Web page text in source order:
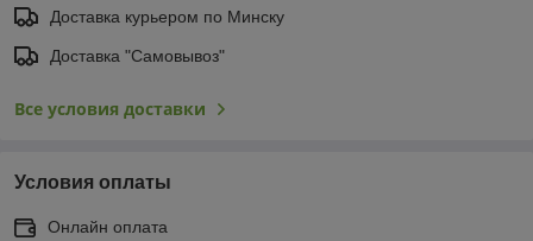
Доставка курьером по Минску
Доставка "Самовывоз"
Все условия доставки
Условия оплаты
Онлайн оплата